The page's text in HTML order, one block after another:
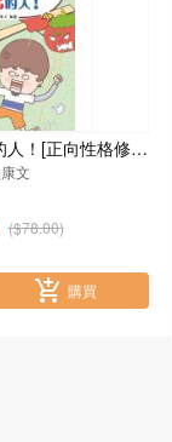
人！[正向性格修煉
]文
($78.00)
購買